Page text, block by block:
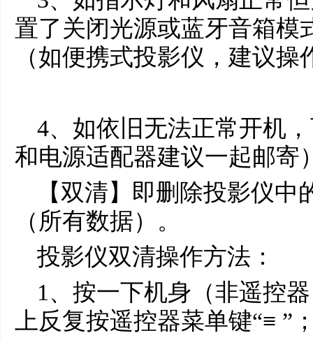
置了关闭光源或蓝牙音箱模
（如便携式投影仪，建议
4、如依旧无法正常开机
和电源适配器建议一起邮寄
【双清】即删除投影仪
（所有数据）。
投影仪双清操作方法：
1、按一下机身（非遥控
上反复按遥控器菜单键“≡ ”